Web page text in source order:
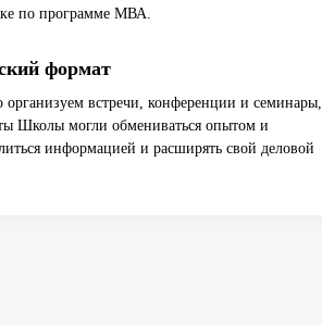
по программе МВА.
формат
организуем встречи, конференции и семинары,
Школы могли обмениваться опытом и
информацией и расширять свой деловой